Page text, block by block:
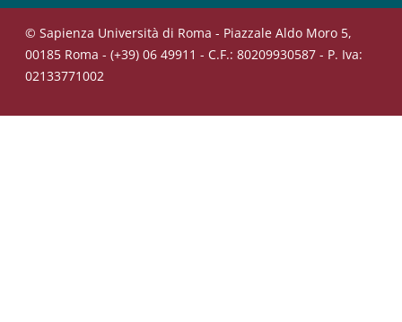
© Sapienza Università di Roma - Piazzale Aldo Moro 5,
00185 Roma - (+39) 06 49911 - C.F.: 80209930587 - P. Iva:
02133771002